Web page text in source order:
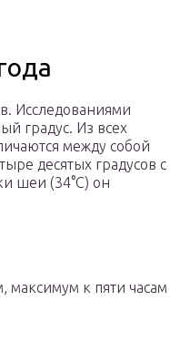
Исследованиями
градус. Из всех
между собой
десятых градусов с
шеи (34°С) он
максимум к пяти часам